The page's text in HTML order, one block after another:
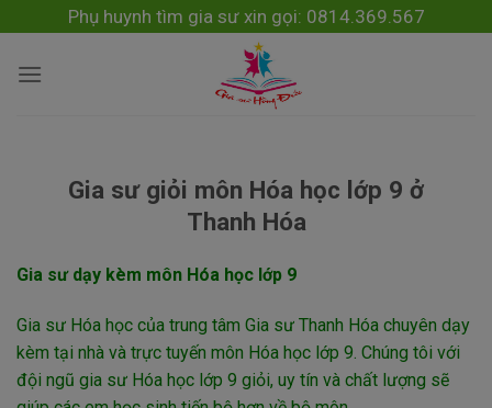
to
content
Phụ huynh tìm gia sư xin gọi: 0814.369.567
Gia sư giỏi môn Hóa học lớp 9 ở
Thanh Hóa
Gia sư dạy kèm môn Hóa học lớp 9
Gia sư Hóa học của trung tâm Gia sư Thanh Hóa chuyên dạy
kèm tại nhà và trực tuyến môn Hóa học lớp 9. Chúng tôi với
đội ngũ gia sư Hóa học lớp 9 giỏi, uy tín và chất lượng sẽ
modal-check